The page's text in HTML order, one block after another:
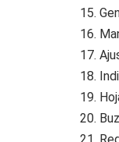
15.
16.
17.
18.
19.
20.